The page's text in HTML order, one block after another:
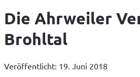
Die Ahrweiler
Brohltal
Veröffentlicht: 19. Juni 2018